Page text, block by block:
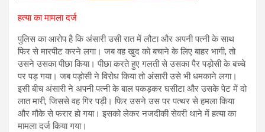
हत्या का मामला दर्ज
पुलिस का आरोप है कि अंसारी उसी रात में लौटा और अपनी पत्नी के साथ
फिर से मारपीट करने लगा। जब वह खुद को बचाने के लिए बाहर भागी, तो
उसने उसका पीछा किया। पीछा करते हुए गलती से उसका पैर पड़ोसी के बच्चे
पर पड़ गया। जब पड़ोसी ने विरोध किया तो अंसारी उसे भी धमकाने लगा।
इसी बीच अंसारी ने अपनी पत्नी के बाल पकड़कर घसीटा और उसके पेट में दो
लात मारी, जिससे वह गिर पड़ी। फिर उसने उस पर पत्थर से हमला किया
और मौके से फरार हो गया। इसको लेकर नजदीकी सेवरी थाने में हत्या का
मामला दर्ज किया गया।